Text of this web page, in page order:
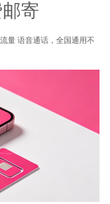
寄
量 语音通话，全国通用不